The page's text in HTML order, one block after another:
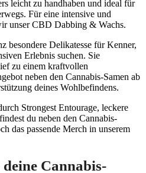
leicht zu handhaben und ideal für
Für eine intensive und
unser CBD Dabbing & Wachs.
besondere Delikatesse für Kenner,
Erlebnis suchen. Sie
zu einem kraftvollen
neben den Cannabis-Samen ab
deines Wohlbefindens.
Strongest Entourage, leckere
du neben den Cannabis-
das passende Merch in unserem
Cannabis-